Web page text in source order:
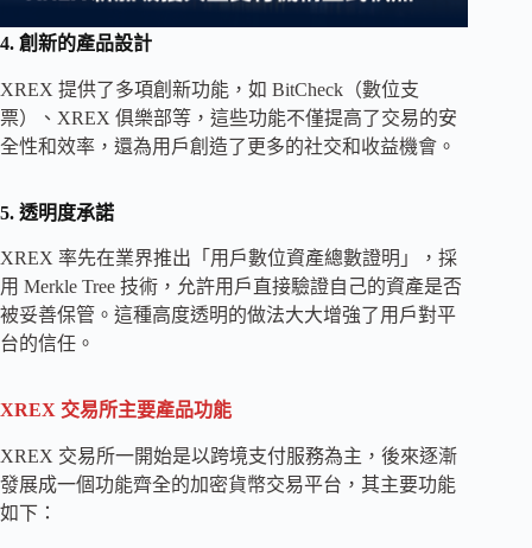
4. 創新的產品設計
XREX 提供了多項創新功能，如 BitCheck（數位支
票）、XREX 俱樂部等，這些功能不僅提高了交易的安
全性和效率，還為用戶創造了更多的社交和收益機會。
5. 透明度承諾
XREX 率先在業界推出「用戶數位資產總數證明」，採
用 Merkle Tree 技術，允許用戶直接驗證自己的資產是否
被妥善保管。這種高度透明的做法大大增強了用戶對平
台的信任。
XREX 交易所主要產品功能
XREX 交易所一開始是以跨境支付服務為主，後來逐漸
發展成一個功能齊全的加密貨幣交易平台，其主要功能
如下：